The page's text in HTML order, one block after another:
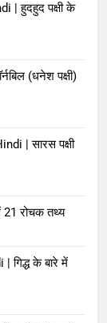
| हुदहुद पक्षी के
(धनेश पक्षी)
| सारस पक्षी
रोचक तथ्य
के बारे में